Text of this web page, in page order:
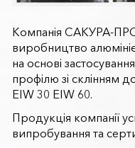
Компанія САКУРА-
виробництво
на основі
профілю зі склінням
EIW 30 EIW 60.
Продукція компанії
випробування та